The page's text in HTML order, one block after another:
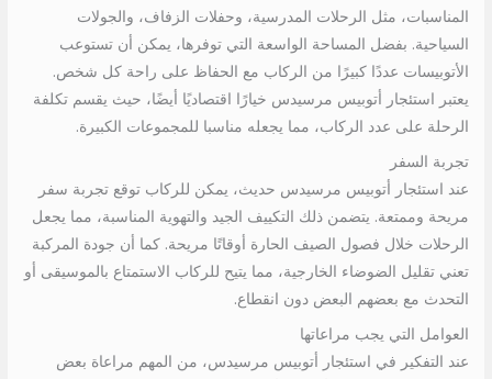
المناسبات، مثل الرحلات المدرسية، وحفلات الزفاف، والجولات
السياحية. بفضل المساحة الواسعة التي توفرها، يمكن أن تستوعب
الأتوبيسات عددًا كبيرًا من الركاب مع الحفاظ على راحة كل شخص.
يعتبر استئجار أتوبيس مرسيدس خيارًا اقتصاديًا أيضًا، حيث يقسم تكلفة
الرحلة على عدد الركاب، مما يجعله مناسبا للمجموعات الكبيرة.
تجربة السفر
عند استئجار أتوبيس مرسيدس حديث، يمكن للركاب توقع تجربة سفر
مريحة وممتعة. يتضمن ذلك التكييف الجيد والتهوية المناسبة، مما يجعل
الرحلات خلال فصول الصيف الحارة أوقاتًا مريحة. كما أن جودة المركبة
تعني تقليل الضوضاء الخارجية، مما يتيح للركاب الاستمتاع بالموسيقى أو
التحدث مع بعضهم البعض دون انقطاع.
العوامل التي يجب مراعاتها
عند التفكير في استئجار أتوبيس مرسيدس، من المهم مراعاة بعض